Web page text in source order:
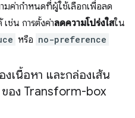
ค่ากำหนดที่ผู้ใช้เลือกเพื่อลด
ช่น การตั้งค่าลดความโปร่งใสใน
หรือ no-preference
งเนื้อหา และกล่องเส้น
อง Transform-box